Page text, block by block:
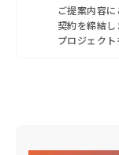
ご提案内容に
契約を締結し
プロジェクト